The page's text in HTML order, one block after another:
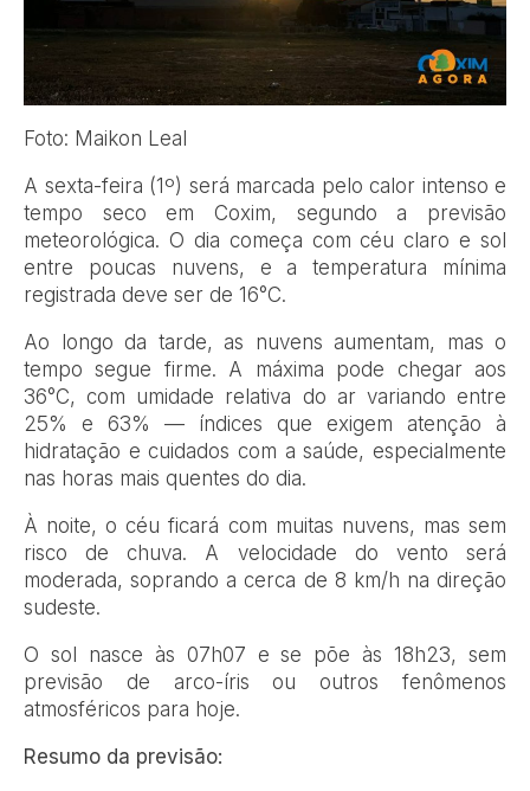
Foto: Maikon Leal
A sexta-feira (1º) será marcada pelo calor intenso e
tempo seco em Coxim, segundo a previsão
meteorológica. O dia começa com céu claro e sol
entre poucas nuvens, e a temperatura mínima
registrada deve ser de 16°C.
Ao longo da tarde, as nuvens aumentam, mas o
tempo segue firme. A máxima pode chegar aos
36°C, com umidade relativa do ar variando entre
25% e 63% — índices que exigem atenção à
hidratação e cuidados com a saúde, especialmente
nas horas mais quentes do dia.
À noite, o céu ficará com muitas nuvens, mas sem
risco de chuva. A velocidade do vento será
moderada, soprando a cerca de 8 km/h na direção
sudeste.
O sol nasce às 07h07 e se põe às 18h23, sem
previsão de arco-íris ou outros fenômenos
atmosféricos para hoje.
Resumo da previsão: